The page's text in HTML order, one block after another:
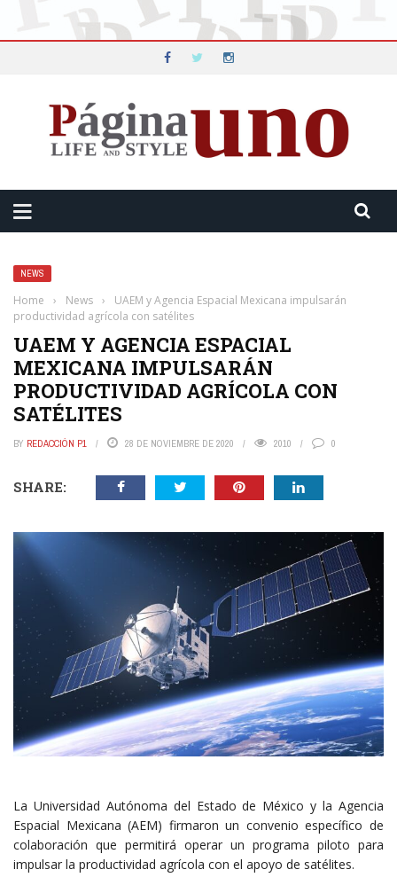
NEWS
Home › News ›
UAEM y Agencia Espacial Mexicana impulsarán
productividad agrícola con satélites
UAEM Y AGENCIA ESPACIAL
MEXICANA IMPULSARÁN
PRODUCTIVIDAD AGRÍCOLA CON
SATÉLITES
BY REDACCIÓN P1 28 DE NOVIEMBRE DE 2020 2010 0
SHARE:
La Universidad Autónoma del Estado de México y la Agencia
Espacial Mexicana (AEM) firmaron un convenio específico de
colaboración que permitirá operar un programa piloto para
impulsar la productividad agrícola con el apoyo de satélites.